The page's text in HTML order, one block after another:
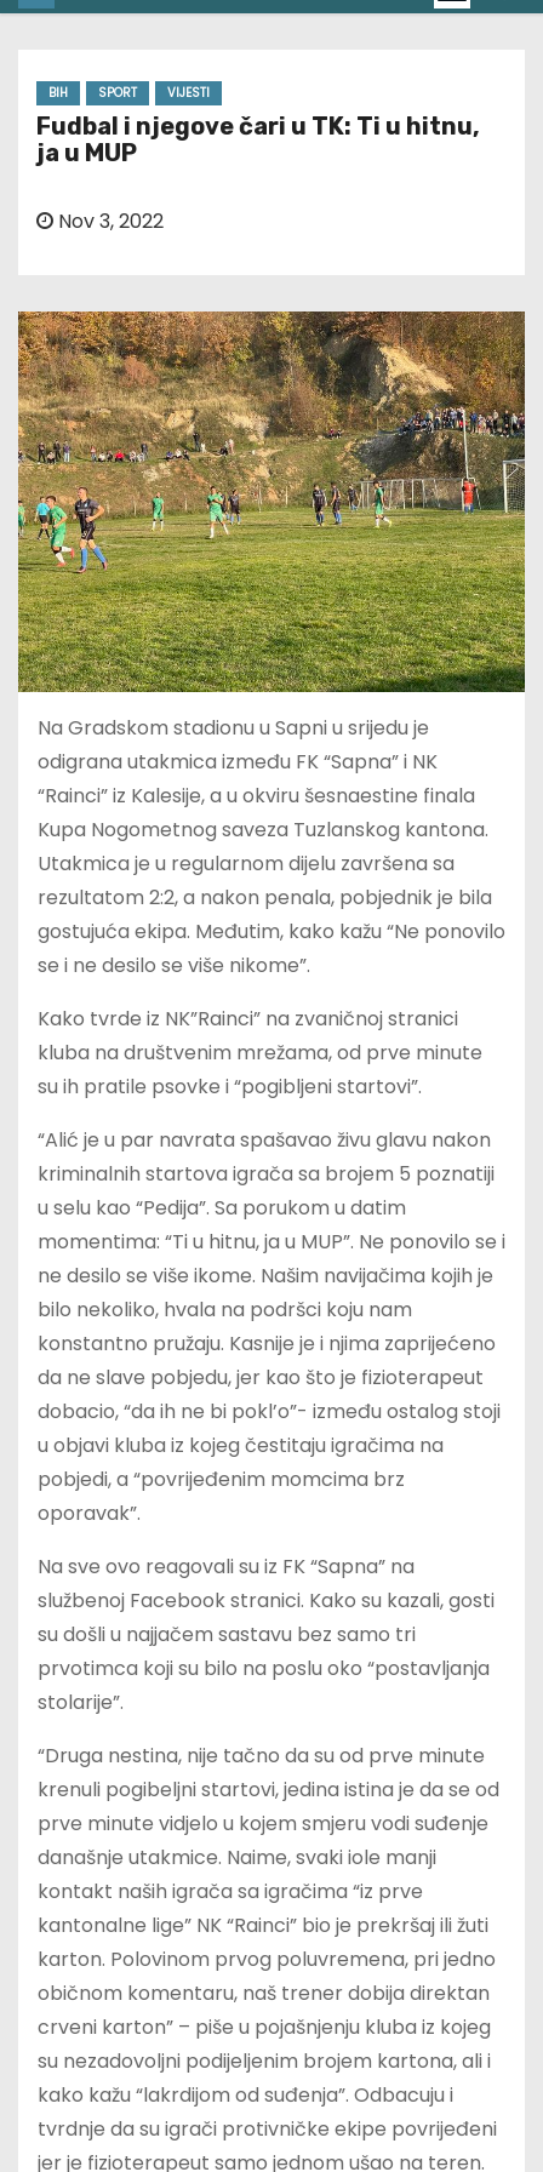
BIH SPORT VIJESTI
Fudbal i njegove čari u TK: Ti u hitnu,
ja u MUP
Nov 3, 2022
Na Gradskom stadionu u Sapni u srijedu je
odigrana utakmica između FK “Sapna” i NK
“Rainci” iz Kalesije, a u okviru šesnaestine finala
Kupa Nogometnog saveza Tuzlanskog kantona.
Utakmica je u regularnom dijelu završena sa
rezultatom 2:2, a nakon penala, pobjednik je bila
gostujuća ekipa. Međutim, kako kažu “Ne ponovilo
se i ne desilo se više nikome”.
Kako tvrde iz NK”Rainci” na zvaničnoj stranici
kluba na društvenim mrežama, od prve minute
su ih pratile psovke i “pogibljeni startovi”.
“Alić je u par navrata spašavao živu glavu nakon
kriminalnih startova igrača sa brojem 5 poznatiji
u selu kao “Pedija”. Sa porukom u datim
momentima: “Ti u hitnu, ja u MUP”. Ne ponovilo se i
ne desilo se više ikome. Našim navijačima kojih je
bilo nekoliko, hvala na podršci koju nam
konstantno pružaju. Kasnije je i njima zaprijećeno
da ne slave pobjedu, jer kao što je fizioterapeut
dobacio, “da ih ne bi pokl’o”- između ostalog stoji
u objavi kluba iz kojeg čestitaju igračima na
pobjedi, a “povrijeđenim momcima brz
oporavak”.
Na sve ovo reagovali su iz FK “Sapna” na
službenoj Facebook stranici. Kako su kazali, gosti
su došli u najjačem sastavu bez samo tri
prvotimca koji su bilo na poslu oko “postavljanja
stolarije”.
“Druga nestina, nije tačno da su od prve minute
krenuli pogibeljni startovi, jedina istina je da se od
prve minute vidjelo u kojem smjeru vodi suđenje
današnje utakmice. Naime, svaki iole manji
kontakt naših igrača sa igračima “iz prve
kantonalne lige” NK “Rainci” bio je prekršaj ili žuti
karton. Polovinom prvog poluvremena, pri jedno
običnom komentaru, naš trener dobija direktan
crveni karton” – piše u pojašnjenju kluba iz kojeg
su nezadovoljni podijeljenim brojem kartona, ali i
kako kažu “lakrdijom od suđenja”. Odbacuju i
tvrdnje da su igrači protivničke ekipe povrijeđeni
jer je fizioterapeut samo jednom ušao na teren.